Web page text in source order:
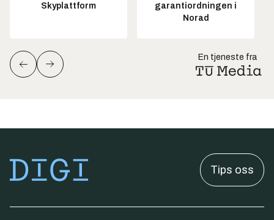
Skyplattform
garantiordningen i
Norad
En tjeneste fra
Tips oss